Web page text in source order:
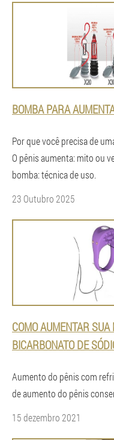
BOMBA PARA
Por que você precisa de
O pênis aumenta: mito ou
bomba: técnica de uso.
23 Outubro 2025
COMO AUMENTAR
BICARBONATO DE
Aumento do pênis com
de aumento do pênis
15 dezembro 2021